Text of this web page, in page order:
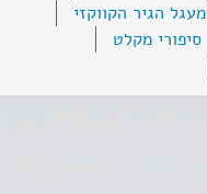
מעגל הגיר הקווקזי
סיפורי מקלט